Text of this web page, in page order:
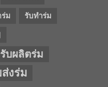
ม รับทำร่ม
รับผลิตร่ม
งร่ม